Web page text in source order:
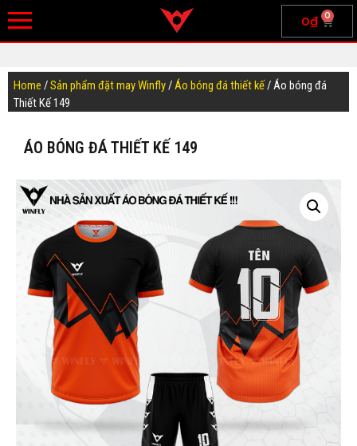
0₫ 0
Home /Sản phẩm đặt may Winfly/Áo bóng đá thiết kế/ Áo bóng đá
Thiết Kế 149
ÁO BÓNG ĐÁ THIẾT KẾ 149